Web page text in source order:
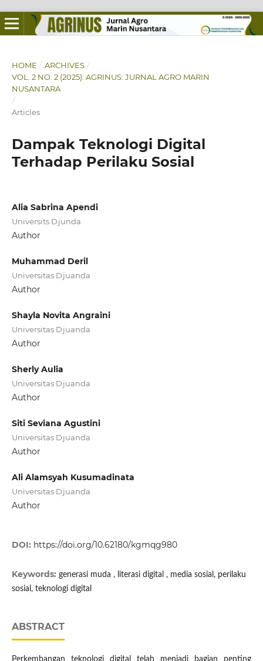
HOME / ARCHIVES /
VOL. 2 NO. 2 (2025): AGRINUS: JURNAL AGRO MARIN
NUSANTARA
/
Articles
Dampak Teknologi Digital
Terhadap Perilaku Sosial
Alia Sabrina Apendi
Universits Djunda
Author
Muhammad Deril
Universitas Djuanda
Author
Shayla Novita Angraini
Universitas Djuanda
Author
Sherly Aulia
Universitas Djuanda
Author
Siti Seviana Agustini
Universitas Djuanda
Author
Ali Alamsyah Kusumadinata
Universitas Djuanda
Author
DOI: https://doi.org/10.62180/kgmqg980
Keywords: generasi muda , literasi digital , media sosial, perilaku
sosial, teknologi digital
ABSTRACT
Perkembangan teknologi digital telah menjadi bagian penting